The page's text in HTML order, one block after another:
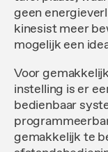
geen
kinesist meer
mogelijk een
Voor
instelling is er
bedienbaar
gemakkelijk te